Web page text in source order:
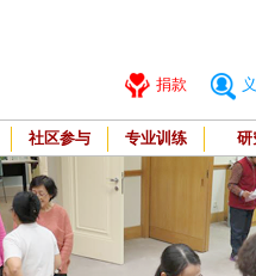
捐款
社区参与 专业训练 研